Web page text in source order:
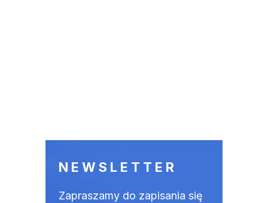
NEWSLETTER
Zapraszamy do zapisania się